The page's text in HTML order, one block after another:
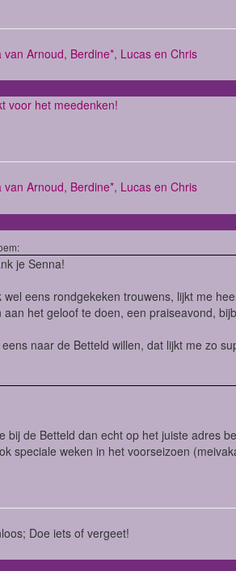
van Arnoud, Berdine*, Lucas en Chris
voor het meedenken!
van Arnoud, Berdine*, Lucas en Chris
je Senna!
wel eens rondgekeken trouwens, lijkt me
aan het geloof te doen, een praiseavond,
naar de Betteld willen, dat lijkt me zo
bij de Betteld dan echt op het juiste adres
speciale weken in het voorseizoen
Doe iets of vergeet!